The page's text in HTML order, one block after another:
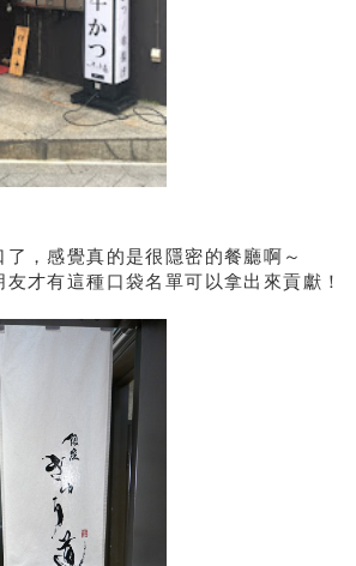
，感覺真的是很隱密的餐廳啊～
才有這種口袋名單可以拿出來貢獻！